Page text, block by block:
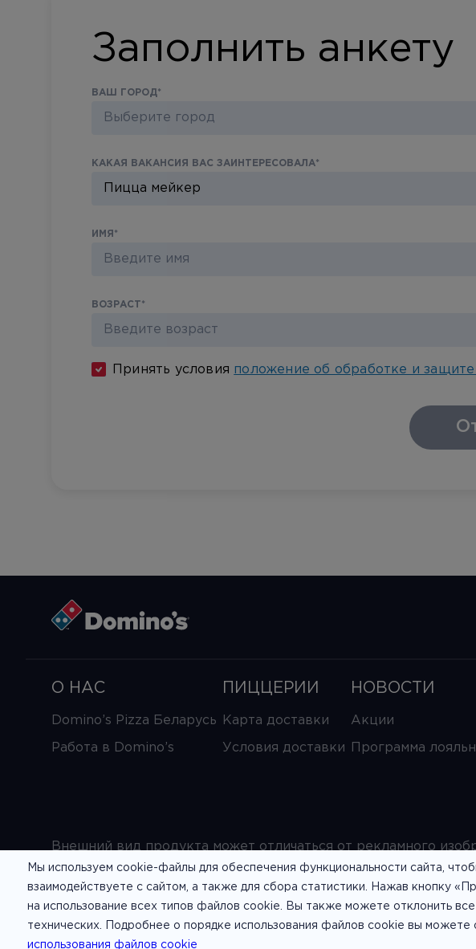
Заполнить анкету
ВАШ ГОРОД*
Выберите город
КАКАЯ ВАКАНСИЯ ВАС ЗАИНТЕРЕСОВАЛА*
Пицца мейкер
ИМЯ *
ВОЗРАСТ*
Принять условия положение об обработке и
О НАС
Domino’s Pizza Беларусь
Работа в Domino’s
ПИЦЦЕРИИ
Карта доставки
Условия доставки
НОВОСТИ
Акции
Программа
Внешний вид продукта может отличаться от рекламного
Политика обработки персональных данныхДоговор
Мы используем cookie-файлы для обеспечения функциональности сайта,
взаимодействуете с сайтом, а также для сбора статистики. Нажав кнопку
на использование всех типов файлов cookie. Вы также можете отклонить
технических. Подробнее о порядке использования файлов cookie вы можете
использования файлов cookie